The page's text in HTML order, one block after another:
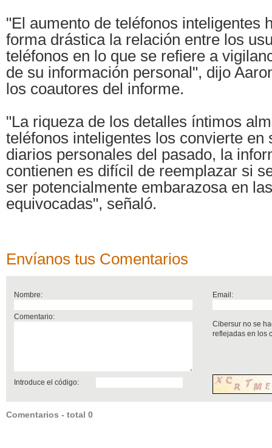
"El aumento de teléfonos inteligentes
forma drástica la relación entre los
teléfonos en lo que se refiere a
de su información personal", dijo
los coautores del informe.
"La riqueza de los detalles íntimos
teléfonos inteligentes los convierte en
diarios personales del pasado, la
contienen es difícil de reemplazar si
ser potencialmente embarazosa en
equivocadas", señaló.
Envíanos tus Comentarios
Nombre: Email:
Comentario:
Cibersur no se
reflejadas en los
Introduce el código:
Comentarios - total 0